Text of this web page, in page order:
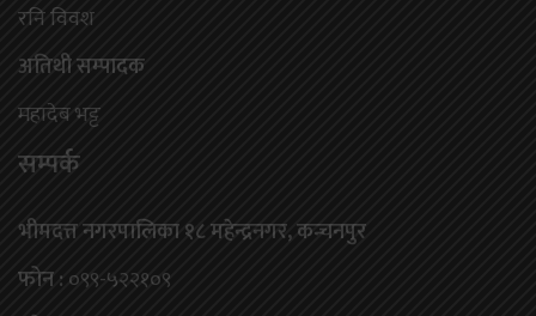
रनि विवश
अतिथी सम्पादक
महादेब भट्ट
सम्पर्क
भीमदत्त नगरपालिका १८ महेन्द्रनगर, कन्चनपुर
फोन : ०९९-५२२१०९